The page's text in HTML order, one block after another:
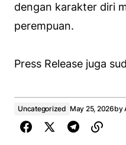
dengan karakter diri
perempuan.
Press Release juga
Uncategorized May 25, 2026by